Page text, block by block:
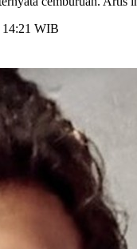
14:21 WIB